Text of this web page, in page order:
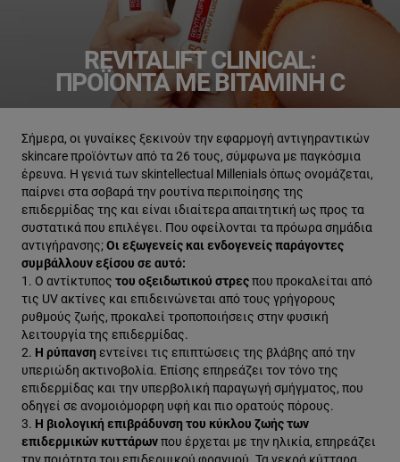
REVITALIFT CLINICAL:
ΠΡΟΪΌΝΤΑ ΜΕ ΒΙΤΑΜΊΝΗ C
Σήμερα, οι γυναίκες ξεκινούν την εφαρμογή αντιγηραντικών
skincare προϊόντων από τα 26 τους, σύμφωνα με παγκόσμια
έρευνα. Η γενιά των skintellectual Millenials όπως ονομάζεται,
παίρνει στα σοβαρά την ρουτίνα περιποίησης της
επιδερμίδας της και είναι ιδιαίτερα απαιτητική ως προς τα
συστατικά που επιλέγει. Που οφείλονται τα πρόωρα σημάδια
αντιγήρανσης;Οι εξωγενείς και ενδογενείς παράγοντες
συμβάλλουν εξίσου σε αυτό:
1. Ο αντίκτυπος του οξειδωτικού στρεςπου προκαλείται από
τις UV ακτίνες και επιδεινώνεται από τους γρήγορους
ρυθμούς ζωής, προκαλεί τροποποιήσεις στην φυσική
λειτουργία της επιδερμίδας.
2. Η ρύπανση εντείνει τις επιπτώσεις της βλάβης από την
υπεριώδη ακτινοβολία. Επίσης επηρεάζει τον τόνο της
επιδερμίδας και την υπερβολική παραγωγή σμήγματος, που
οδηγεί σε ανομοιόμορφη υφή και πιο ορατούς πόρους.
3. Η βιολογική επιβράδυνση του κύκλου ζωής των
επιδερμικών κυττάρωνπου έρχεται με την ηλικία, επηρεάζει